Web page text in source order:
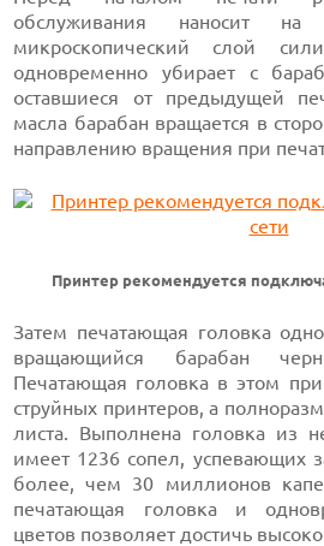
обслуживания наносит на
микроскопический слой
одновременно убирает с
оставшиеся от предыдущей
масла барабан вращается в
направлению вращения при
Принтер рекомендуется
Затем печатающая головка
вращающийся барабан
Печатающая головка в этом
струйных принтеров, а
листа. Выполнена головка из
имеет 1236 сопел, успевающих
более,чем 30 миллионов
печатающая головка и
цветов позволяет достичь